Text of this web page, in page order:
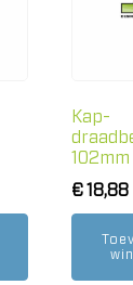
Kap-
102mm
€18,88